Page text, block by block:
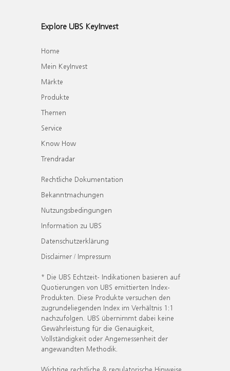
Explore UBS KeyInvest
Home
Mein KeyInvest
Märkte
Produkte
Themen
Service
Know How
Trendradar
Rechtliche Dokumentation
Bekanntmachungen
Nutzungsbedingungen
Information zu UBS
Datenschutzerklärung
Disclaimer / Impressum
* Die UBS Echtzeit- Indikationen basieren auf
Quotierungen von UBS emittierten Index-
Produkten. Diese Produkte versuchen den
zugrundeliegenden Index im Verhältnis 1:1
nachzufolgen. UBS übernimmt dabei keine
Gewährleistung für die Genauigkeit,
Vollständigkeit oder Angemessenheit der
angewandten Methodik.